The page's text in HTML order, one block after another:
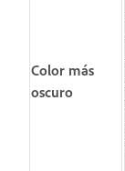
Color más
oscuro